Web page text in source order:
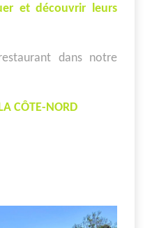
et découvrir leurs
dans notre
CÔTE-NORD